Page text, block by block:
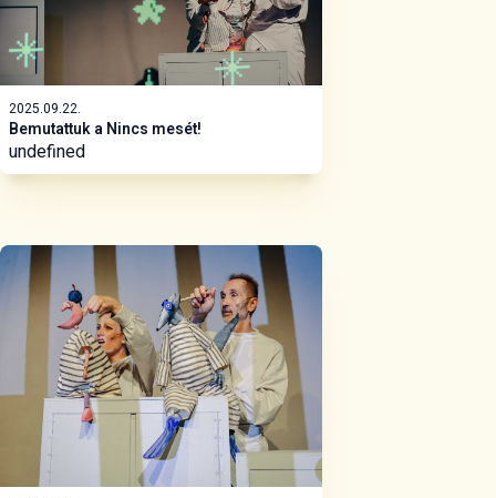
2025.09.22.
Bemutattuk a Nincs mesét!
undefined